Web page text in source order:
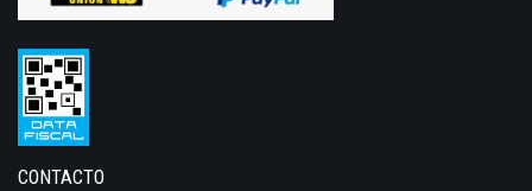
CONTACTO